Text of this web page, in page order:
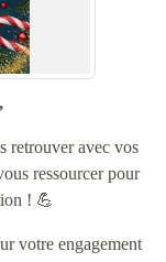
retrouver avec vos
ressourcer pour
! 💪
votre engagement